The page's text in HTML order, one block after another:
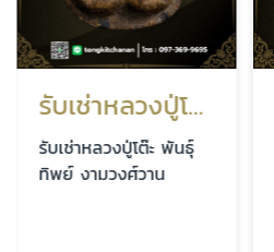
รับเช่าหลวงปู่โต๊ะ กรุงเทพ-ปริมณฑล
รับเช่าหลวงปู่โต๊ะ พันธุ์
ทิพย์ งามวงศ์วาน